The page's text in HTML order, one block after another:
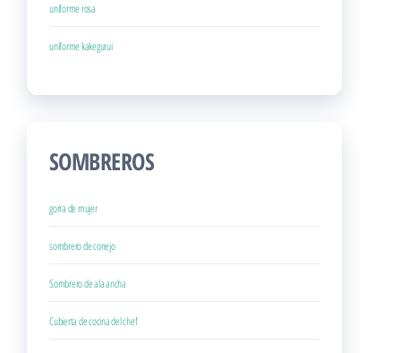
uniforme rosa
uniforme kakegurui
SOMBREROS
gorra de mujer
sombrero de conejo
Sombrero de ala ancha
Cubierta de cocina del chef